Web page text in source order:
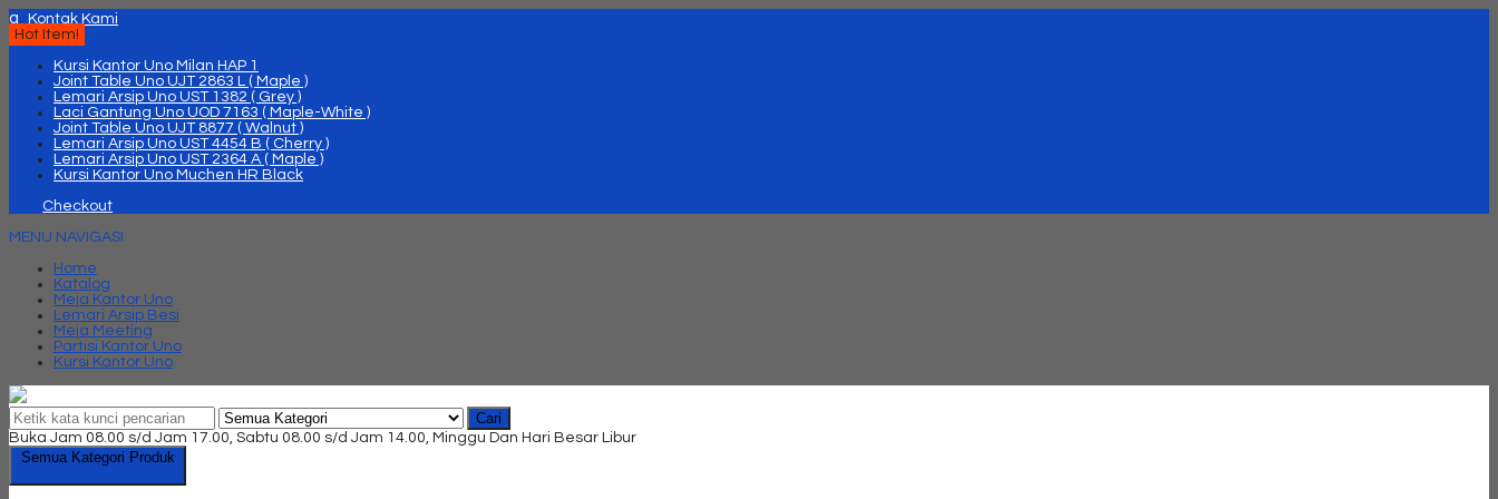
q
Kontak Kami
Hot Item!
Kursi Kantor Uno Milan HAP 1
Joint Table Uno UJT 2863 L ( Maple )
Lemari Arsip Uno UST 1382 ( Grey )
Laci Gantung Uno UOD 7163 ( Maple-White )
Joint Table Uno UJT 8877 ( Walnut )
Lemari Arsip Uno UST 4454 B ( Cherry )
Lemari Arsip Uno UST 2364 A ( Maple )
Kursi Kantor Uno Muchen HR Black
Checkout
MENU NAVIGASI
Home
Katalog
Meja Kantor Uno
Lemari Arsip Besi
Meja Meeting
Partisi Kantor Uno
Kursi Kantor Uno
Cari
Buka Jam 08.00 s/d Jam 17.00, Sabtu 08.00 s/d Jam 14.00, Minggu Dan Hari Besar Libur
Semua Kategori Produk